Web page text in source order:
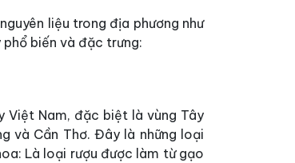
liệu trong địa phương như
phổ biến và đặc trưng:
Việt Nam, đặc biệt là vùng Tây
và Cần Thơ. Đây là những loại
Là loại rượu được làm từ gạo